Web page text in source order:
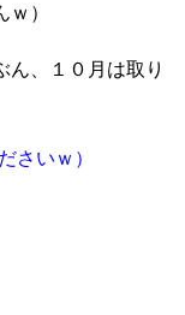
）
ん、１０月は取り
さいｗ）